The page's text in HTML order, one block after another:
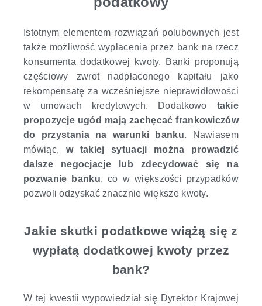
Istotnym elementem rozwiązań polubownych jest
także możliwość wypłacenia przez bank na rzecz
konsumenta dodatkowej kwoty. Banki proponują
częściowy zwrot nadpłaconego kapitału jako
rekompensatę za wcześniejsze nieprawidłowości
w umowach kredytowych. Dodatkowo takie
propozycje ugód mają zachęcać frankowiczów
do przystania na warunki banku. Nawiasem
mówiąc, w takiej sytuacji można prowadzić
dalsze negocjacje lub zdecydować się na
pozwanie banku, co w większości przypadków
pozwoli odzyskać znacznie większe kwoty.
Jakie skutki podatkowe wiążą się z
wypłatą dodatkowej kwoty przez
bank?
W tej kwestii wypowiedział się Dyrektor Krajowej